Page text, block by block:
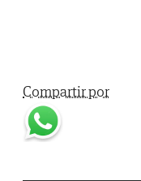
Compartir por